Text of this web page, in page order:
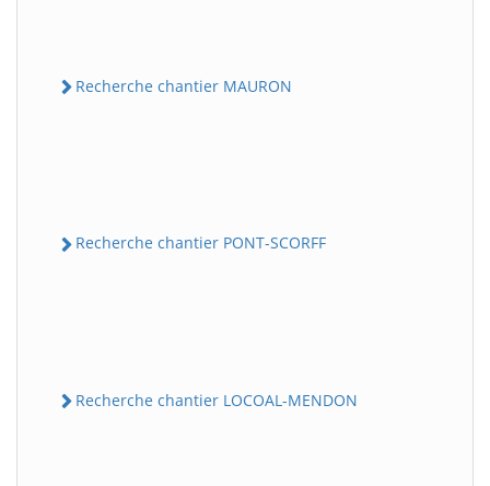
Recherche chantier MAURON
Recherche chantier PONT-SCORFF
Recherche chantier LOCOAL-MENDON